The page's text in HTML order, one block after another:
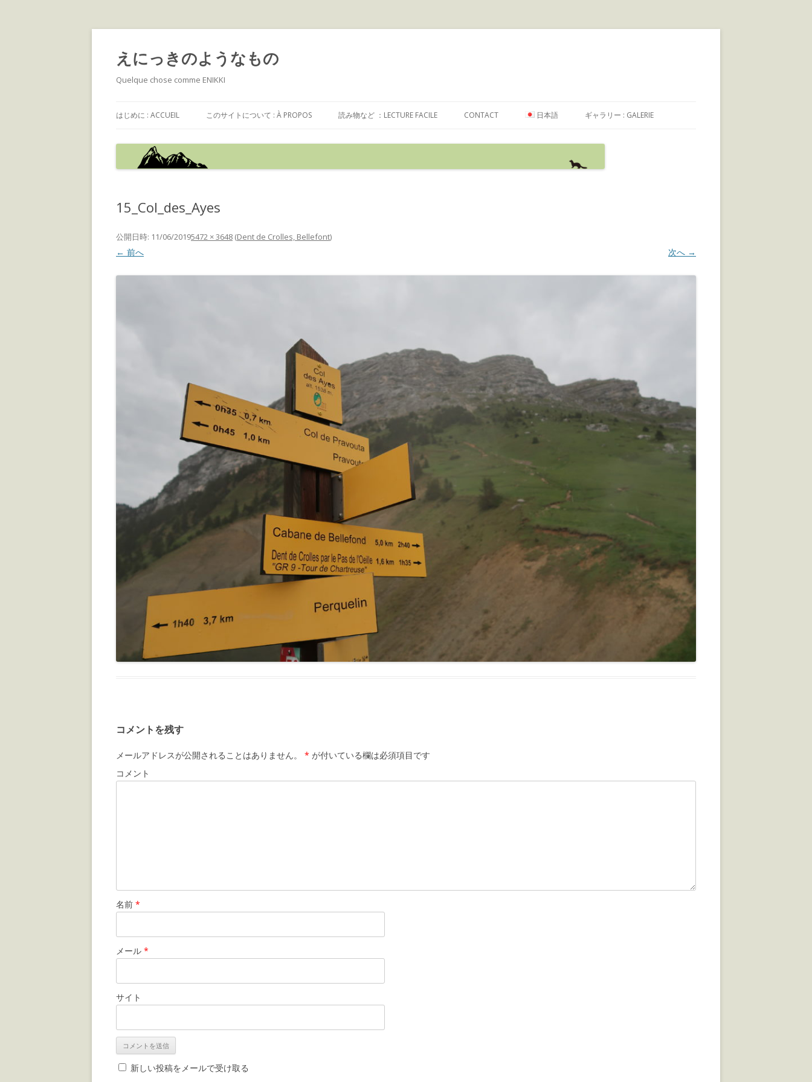
えにっきのようなもの
Quelque chose comme ENIKKI
ン
へ
ッ
はじめに : ACCUEIL このサイトについて : À PROPOS 読み物など ：LECTURE FACILE CONTACT 日本語
FRANÇAIS
ギャラリー : GALERIE
15_Col_des_Ayes
公開日時: 11/06/20195472 × 3648 (Dent de Crolles, Bellefont)
← 前へ 次へ →
コメントを残す
メールアドレスが公開されることはありません。 * が付いている欄は必須項目です
コメント
名前 *
メール *
サイト
新しい投稿をメールで受け取る